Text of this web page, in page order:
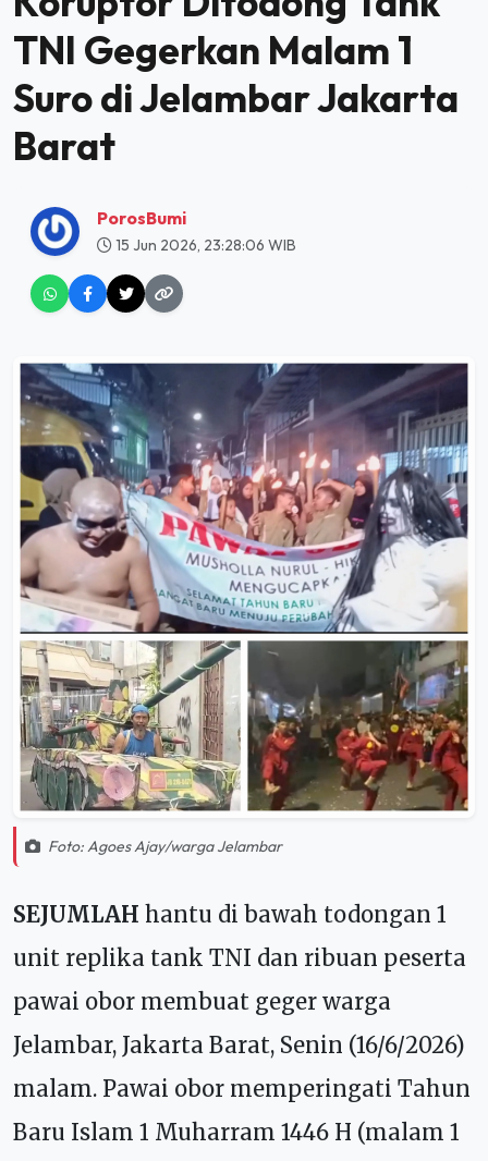
TNI Gegerkan Malam 1
Suro di Jelambar Jakarta
Barat
PorosBumi
15 Jun 2026, 23:28:06 WIB
Foto: Agoes Ajay/warga Jelambar
SEJUMLAH hantu di bawah todongan 1
unit replika tank TNI dan ribuan peserta
pawai obor membuat geger warga
Jelambar, Jakarta Barat, Senin (16/6/2026)
malam. Pawai obor memperingati Tahun
Baru Islam 1 Muharram 1446 H (malam 1